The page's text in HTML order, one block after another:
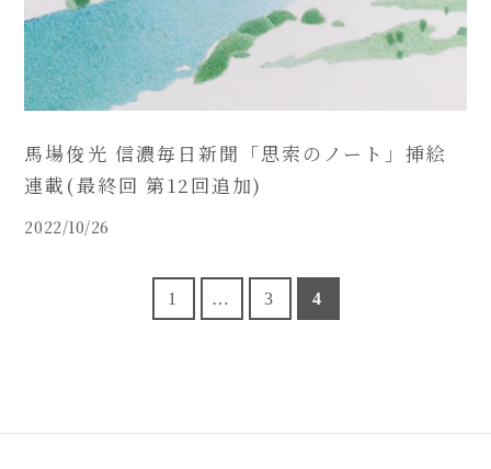
馬場俊光 信濃毎日新聞「思索のノート」挿絵
連載(最終回 第12回追加)
2022/10/26
1 … 3 4